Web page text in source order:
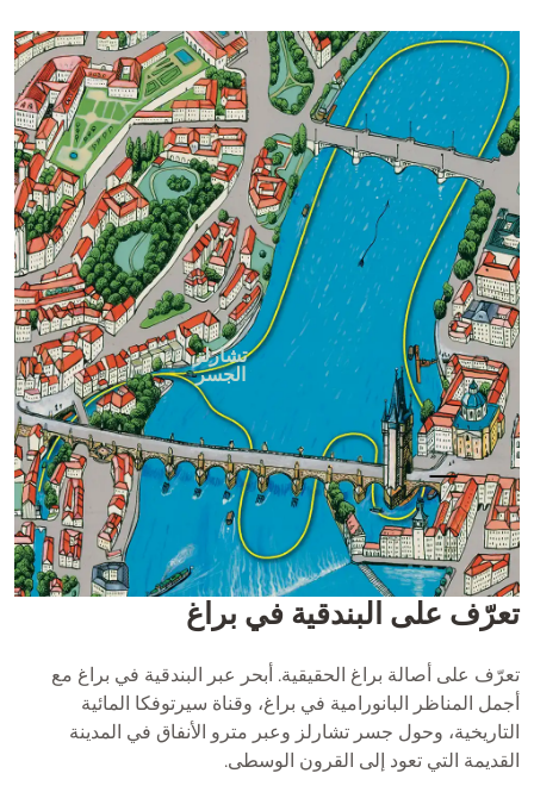
تشارلز
الجسر
تعرّف على البندقية في براغ
تعرّف على أصالة براغ الحقيقية. أبحر عبر البندقية في براغ مع
أجمل المناظر البانورامية في براغ، وقناة سيرتوفكا المائية
التاريخية، وحول جسر تشارلز وعبر مترو الأنفاق في المدينة
القديمة التي تعود إلى القرون الوسطى.